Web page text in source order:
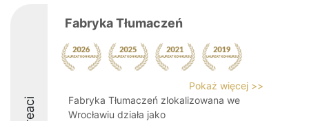
Fabryka Tłumaczeń
Pokaż więcej >>
Fabryka Tłumaczeń zlokalizowana we
Wrocławiu działa jako